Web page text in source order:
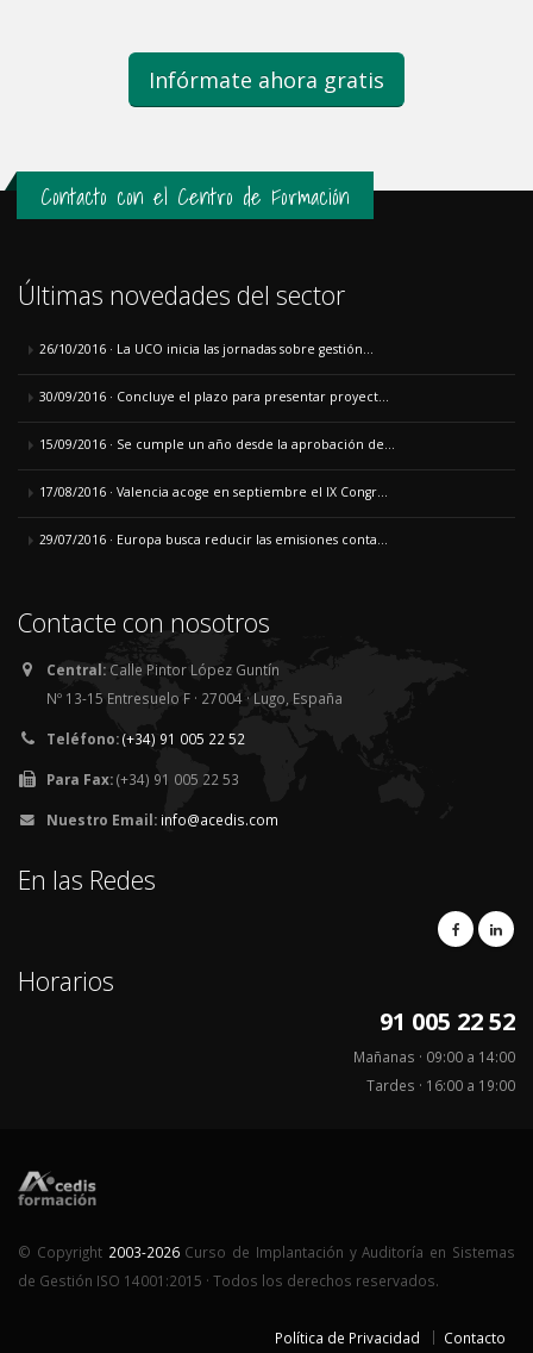
Infórmate ahora gratis
Contacto con el Centro de Formación
Últimas novedades del sector
26/10/2016 · La UCO inicia las jornadas sobre gestión...
30/09/2016 · Concluye el plazo para presentar proyect...
15/09/2016 · Se cumple un año desde la aprobación de...
17/08/2016 · Valencia acoge en septiembre el IX Congr...
29/07/2016 · Europa busca reducir las emisiones conta...
Contacte con nosotros
Central: Calle Pintor López Guntín
Nº 13-15 Entresuelo F · 27004 · Lugo, España
Teléfono:(+34) 91 005 22 52
Para Fax:(+34) 91 005 22 53
Nuestro Email: info@acedis.com
En las Redes
Horarios
91 005 22 52
Mañanas · 09:00 a 14:00
Tardes · 16:00 a 19:00
© Copyright 2003-2026Curso de Implantación y Auditoría en Sistemas
de Gestión ISO 14001:2015 · Todos los derechos reservados.
Política de Privacidad Contacto